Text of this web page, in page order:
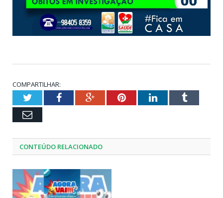
COMPARTILHAR:
TwitterFacebookGoogle+PinterestLinkedInTumblr
Email
CONTEÚDO RELACIONADO